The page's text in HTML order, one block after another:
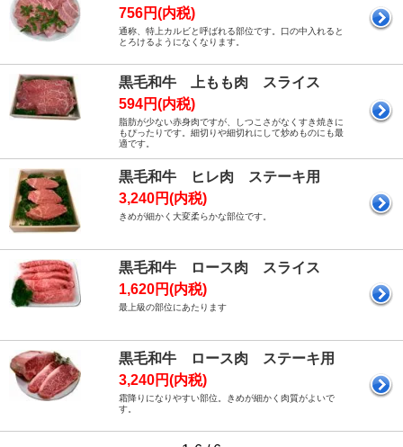
756円(内税)
通称、特上カルビと呼ばれる部位です。口の中入れると
とろけるようになくなります。
黒毛和牛 上もも肉 スライス
594円(内税)
脂肪が少ない赤身肉ですが、しつこさがなくすき焼きに
もぴったりです。細切りや細切れにして炒めものにも最
適です。
黒毛和牛 ヒレ肉 ステーキ用
3,240円(内税)
きめが細かく大変柔らかな部位です。
黒毛和牛 ロース肉 スライス
1,620円(内税)
最上級の部位にあたります
黒毛和牛 ロース肉 ステーキ用
3,240円(内税)
霜降りになりやすい部位。きめが細かく肉質がよいで
す。